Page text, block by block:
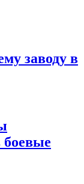
заводу в
боевые